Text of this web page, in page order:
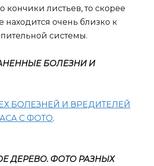
кончики листьев, то скорее
находится очень близко к
системы.
БОЛЕЗНИ И
БОЛЕЗНЕЙ И ВРЕДИТЕЛЕЙ
С ФОТО.
ДЕРЕВО. ФОТО РАЗНЫХ